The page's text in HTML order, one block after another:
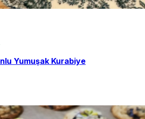
Yumuşak Kurabiye